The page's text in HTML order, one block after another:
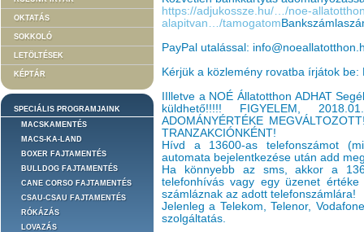
OKTATÁS
SOKKOLÓ
LETÖLTÉSEK
KÉPTÁR
SPECIÁLIS PROGRAMJAINK
MACSKAMENTÉS
MACS-KA-LAND
BOXER FAJTAMENTÉS
BULLDOG FAJTAMENTÉS
CANE CORSO FAJTAMENTÉS
CSAU-CSAU FAJTAMENTÉS
RÓKÁZÁS
LOVAZÁS
https://adjukossze.hu/…/noe-
alapitvan…/tamogatom
PayPal utalással:
Kérjük a közlemény rovatba írjátok be:
IIlletve a NOÉ Állatotthon ADHAT
küldhető!!!!! FIGYELEM,
ADOMÁNYÉRTÉKE
TRANZAKCIÓNKÉNT!
Hívd a 13600-as telefonszámot
automata bejelentkezése után add
Ha könnyebb az sms, akkor a
telefonhívás vagy egy üzenet
számláznak az adott telefonszámlára!
Jelenleg a Telekom, Telenor,
szolgáltatás.